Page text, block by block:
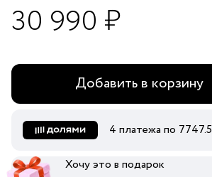
30 990 ₽
Добавить в корзину
4 платежа по 7747.5
Хочу это в подарок